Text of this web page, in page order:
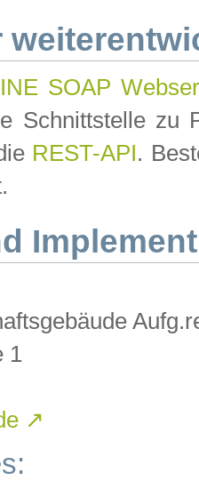
SOAP
Schnittstelle zu
REST-API.
1
↗